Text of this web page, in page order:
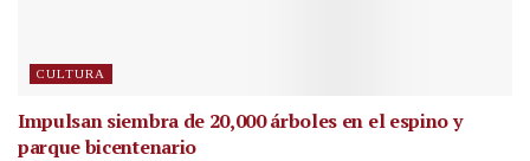
CULTURA
Impulsan siembra de 20,000 árboles en el espino y
parque bicentenario